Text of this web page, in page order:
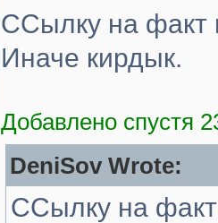
ССылку на факт
Иначе кирдык.
Добавлено спустя
DeniSov Wrote:
ССылку на